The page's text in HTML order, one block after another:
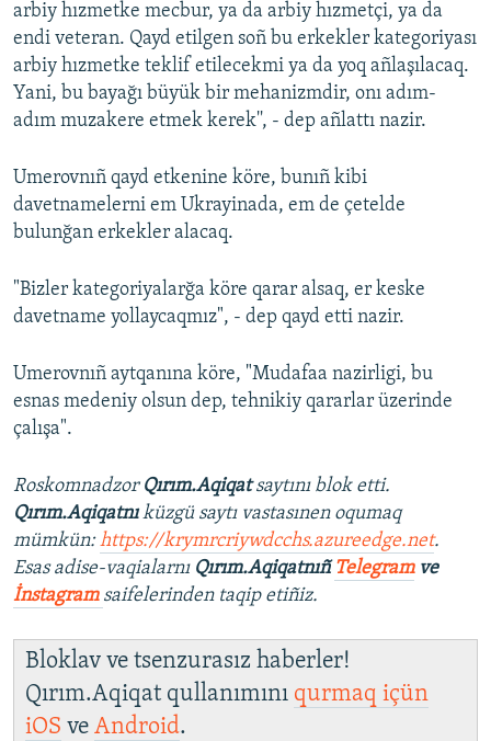
arbiy hızmetke mecbur, ya da arbiy hızmetçi, ya da
endi veteran. Qayd etilgen soñ bu erkekler kategoriyası
arbiy hızmetke teklif etilecekmi ya da yoq añlaşılacaq.
Yani, bu bayağı büyük bir mehanizmdir, onı adım-
adım muzakere etmek kerek'', - dep añlattı nazir.
Umerovnıñ qayd etkenine köre, bunıñ kibi
davetnamelerni em Ukrayinada, em de çetelde
bulunğan erkekler alacaq.
"Bizler kategoriyalarğa köre qarar alsaq, er keske
davetname yollaycaqmız", - dep qayd etti nazir.
Umerovnıñ aytqanına köre, "Mudafaa nazirligi, bu
esnas medeniy olsun dep, tehnikiy qararlar üzerinde
çalışa".
Roskomnadzor Qırım.Aqiqatsaytını blok etti.
Qırım.Aqiqatnıküzgü saytı vastasınen oqumaq
mümkün:https://krymrcriywdcchs.azureedge.net.
Esas adise-vaqialarnı Qırım.Aqiqatnıñ Telegramve
İnstagram saifelerinden taqip etiñiz.
Bloklav ve tsenzurasız haberler!
Qırım.Aqiqat qullanımını qurmaq içün
iOS ve Android.